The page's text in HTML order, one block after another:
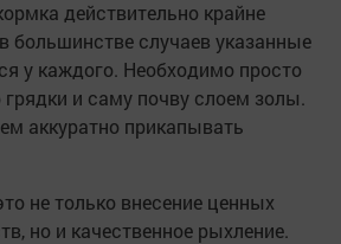
действительно крайне
большинстве случаев указанные
у каждого. Необходимо просто
и саму почву слоем золы.
аккуратно прикапывать
не только внесение ценных
но и качественное рыхление.